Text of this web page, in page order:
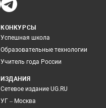
КОНКУРСЫ
Успешная школа
Образовательные технологии
Учитель года России
ИЗДАНИЯ
Сетевое издание UG.RU
УГ – Москва